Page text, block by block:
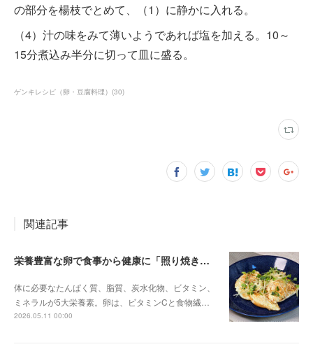
の部分を楊枝でとめて、（1）に静かに入れる。
（4）汁の味をみて薄いようであれば塩を加える。10～
15分煮込み半分に切って皿に盛る。
ゲンキレシピ（卵・豆腐料理） (30)
関連記事
栄養豊富な卵で食事から健康に「照り焼き卵」
体に必要なたんぱく質、脂質、炭水化物、ビタミン、
ミネラルが5大栄養素。卵は、ビタミンCと食物繊…
2026.05.11 00:00